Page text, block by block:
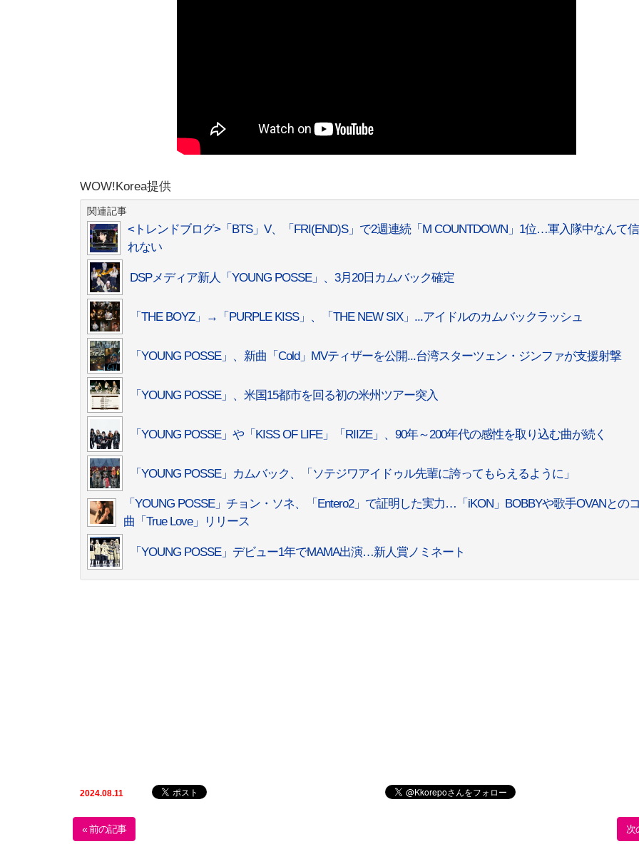
WOW!Korea提供
関連記事
<トレンドブログ>「BTS」V、「FRI(END)S」で2週連続「M COUNTDOWN」1位…軍入隊中なんて
れない
DSPメディア新人「YOUNG POSSE」、3月20日カムバック確定
「THE BOYZ」→「PURPLE KISS」、「THE NEW SIX」...アイドルのカムバックラッシュ
「YOUNG POSSE」、新曲「Cold」MVティザーを公開...台湾スターツェン・ジンファが支援射撃
「YOUNG POSSE」、米国15都市を回る初の米州ツアー突入
「YOUNG POSSE」や「KISS OF LIFE」「RIIZE」、90年～200年代の感性を取り込む曲が続く
「YOUNG POSSE」カムバック、「ソテジワアイドゥル先輩に誇ってもらえるように」
「YOUNG POSSE」チョン・ソネ、「Entero2」で証明した実力…「iKON」BOBBYや歌手OVANとの
曲「True Love」リリース
「YOUNG POSSE」デビュー1年でMAMA出演…新人賞ノミネート
2024.08.11
« 前の記事 次